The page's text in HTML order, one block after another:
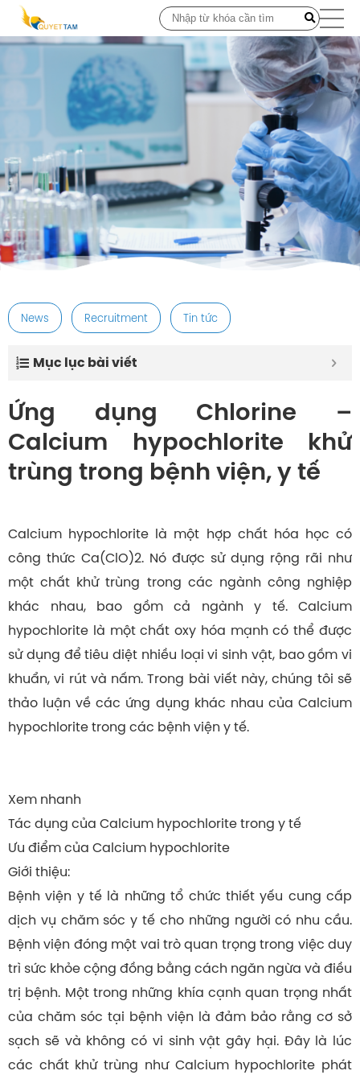
post
News Recruitment Tin tức
Mục lục bài viết
Ứng dụng Chlorine –
Calcium hypochlorite khử
trùng trong bệnh viện, y tế
Calcium hypochlorite là một hợp chất hóa học có
công thức Ca(ClO)2. Nó được sử dụng rộng rãi như
một chất khử trùng trong các ngành công nghiệp
khác nhau, bao gồm cả ngành y tế. Calcium
hypochlorite là một chất oxy hóa mạnh có thể được
sử dụng để tiêu diệt nhiều loại vi sinh vật, bao gồm vi
khuẩn, vi rút và nấm. Trong bài viết này, chúng tôi sẽ
thảo luận về các ứng dụng khác nhau của Calcium
hypochlorite trong các bệnh viện y tế.
Xem nhanh
Tác dụng của Calcium hypochlorite trong y tế
Ưu điểm của Calcium hypochlorite
Giới thiệu:
Bệnh viện y tế là những tổ chức thiết yếu cung cấp
dịch vụ chăm sóc y tế cho những người có nhu cầu.
Bệnh viện đóng một vai trò quan trọng trong việc duy
trì sức khỏe cộng đồng bằng cách ngăn ngừa và điều
trị bệnh. Một trong những khía cạnh quan trọng nhất
của chăm sóc tại bệnh viện là đảm bảo rằng cơ sở
sạch sẽ và không có vi sinh vật gây hại. Đây là lúc
các chất khử trùng như Calcium hypochlorite phát